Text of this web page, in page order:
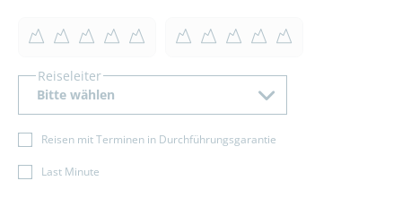
Reiseleiter
Bitte wählen
Reisen mit Terminen in Durchführungsgarantie
Last Minute